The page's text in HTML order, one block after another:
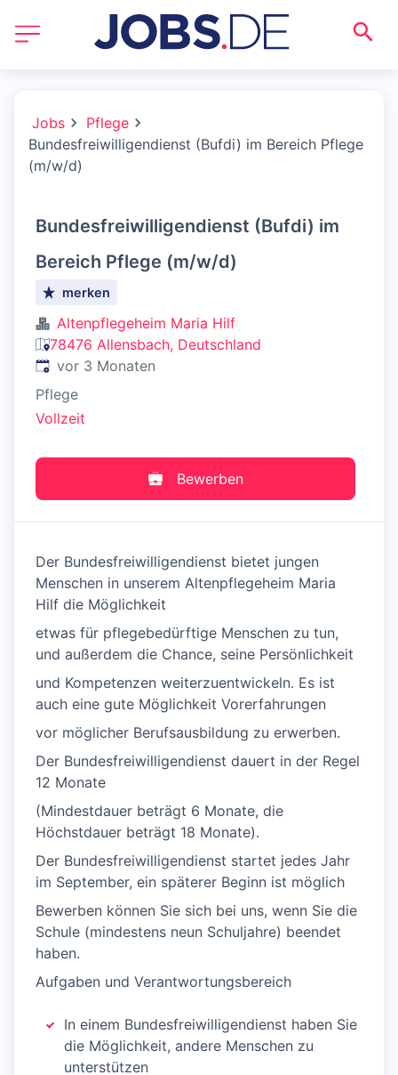
Jobs
Pflege
Bundesfreiwilligendienst (Bufdi) im Bereich Pflege
(m/w/d)
Bundesfreiwilligendienst (Bufdi) im
Bereich Pflege (m/w/d)
merken
Altenpflegeheim Maria Hilf
78476 Allensbach, Deutschland
Veröffentlicht:
vor 3 Monaten
Pflege
Vollzeit
Bewerben
Der Bundesfreiwilligendienst bietet jungen
Menschen in unserem Altenpflegeheim Maria
Hilf die Möglichkeit
etwas für pflegebedürftige Menschen zu tun,
und außerdem die Chance, seine Persönlichkeit
und Kompetenzen weiterzuentwickeln. Es ist
auch eine gute Möglichkeit Vorerfahrungen
vor möglicher Berufsausbildung zu erwerben.
Der Bundesfreiwilligendienst dauert in der Regel
12 Monate
(Mindestdauer beträgt 6 Monate, die
Höchstdauer beträgt 18 Monate).
Der Bundesfreiwilligendienst startet jedes Jahr
im September, ein späterer Beginn ist möglich
Bewerben können Sie sich bei uns, wenn Sie die
Schule (mindestens neun Schuljahre) beendet
haben.
Aufgaben und Verantwortungsbereich
In einem Bundesfreiwilligendienst haben Sie
die Möglichkeit, andere Menschen zu
unterstützen